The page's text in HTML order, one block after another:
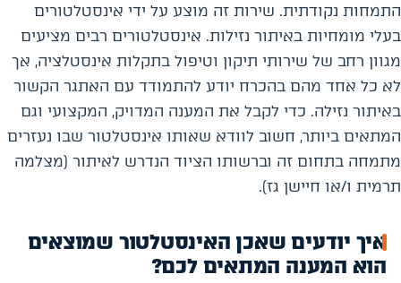
התמחות נקודתית. שירות זה מוצע על ידי אינסטלטורים
בעלי מומחיות באיתור נזילות. אינסטלטורים רבים מציעים
מגוון רחב של שירותי תיקון וטיפול בתקלות אינסטלציה, אך
לא כל אחד מהם בהכרח יודע להתמודד עם האתגר הקשור
באיתור נזילה. כדי לקבל את המענה המדויק, המקצועי וגם
המתאים ביותר, חשוב לוודא שאותו אינסטלטור שבו נעזרים
מתמחה בתחום זה וברשותו הציוד הנדרש לאיתור (מצלמה
תרמית ו/או חיישן גז).
איך יודעים שאכן האינסטלטור שמוצאים
הוא המענה המתאים לכם?